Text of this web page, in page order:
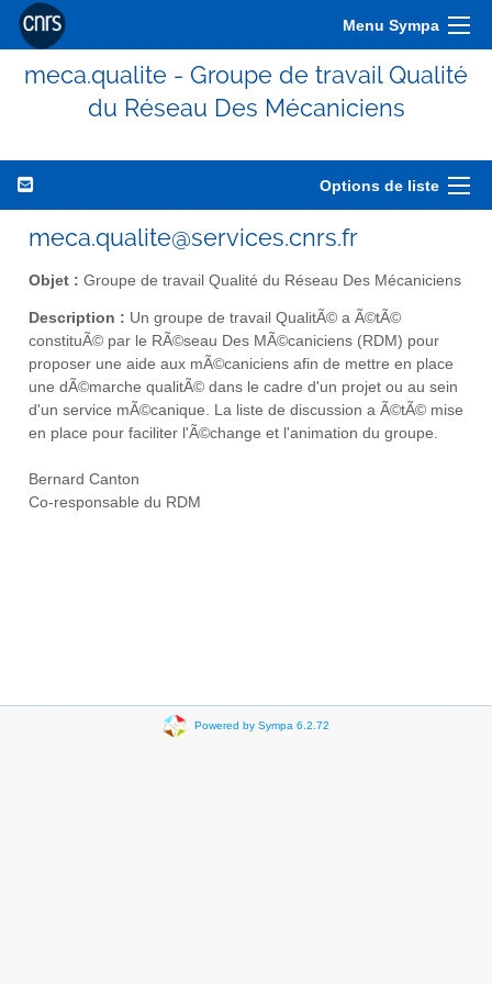
Menu Sympa
meca.qualite - Groupe de travail Qualité
du Réseau Des Mécaniciens
Options de liste
meca.qualite@services.cnrs.fr
Objet : Groupe de travail Qualité du Réseau Des Mécaniciens
Description : Un groupe de travail QualitÃ© a Ã©tÃ©
constituÃ© par le RÃ©seau Des MÃ©caniciens (RDM) pour
proposer une aide aux mÃ©caniciens afin de mettre en place
une dÃ©marche qualitÃ© dans le cadre d'un projet ou au sein
d'un service mÃ©canique. La liste de discussion a Ã©tÃ© mise
en place pour faciliter l'Ã©change et l'animation du groupe.
Bernard Canton
Co-responsable du RDM
Powered by Sympa 6.2.72